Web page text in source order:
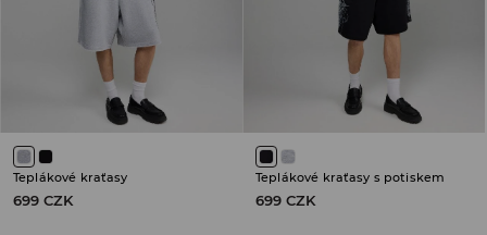
Teplákové kraťasy
699 CZK
Teplákové kraťasy s potiskem
699 CZK